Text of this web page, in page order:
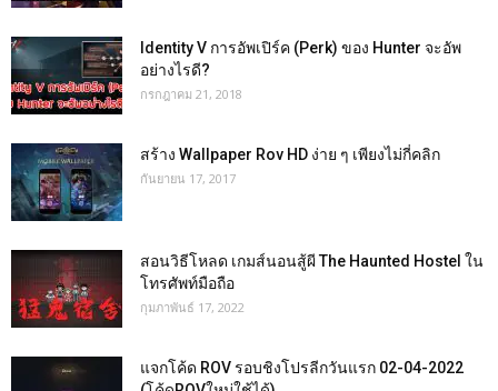
Identity V การอัพเปิร์ค (Perk) ของ Hunter จะอัพ
อย่างไรดี?
กรกฎาคม 21, 2018
สร้าง Wallpaper Rov HD ง่าย ๆ เพียงไม่กี่คลิก
กันยายน 17, 2017
สอนวิธีโหลด เกมส์นอนสู้ผี The Haunted Hostel ใน
โทรศัพท์มือถือ
กุมภาพันธ์ 17, 2022
แจกโค้ด ROV รอบชิงโปรลีกวันแรก 02-04-2022